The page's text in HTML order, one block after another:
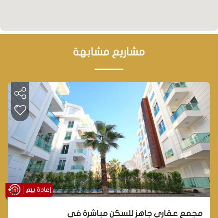
مشاريع مشابهة
مجمع عقاري جاهز للسكن مباشرة في